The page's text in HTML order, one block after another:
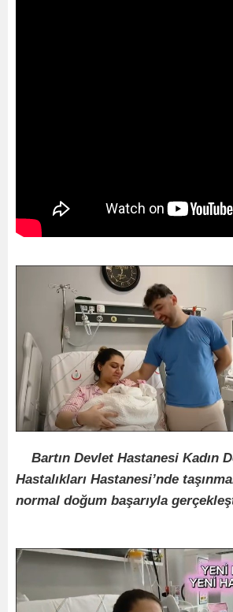
Bartın Devlet Hastanesi Kadın
Hastalıkları Hastanesi’nde
normal doğum başarıyla